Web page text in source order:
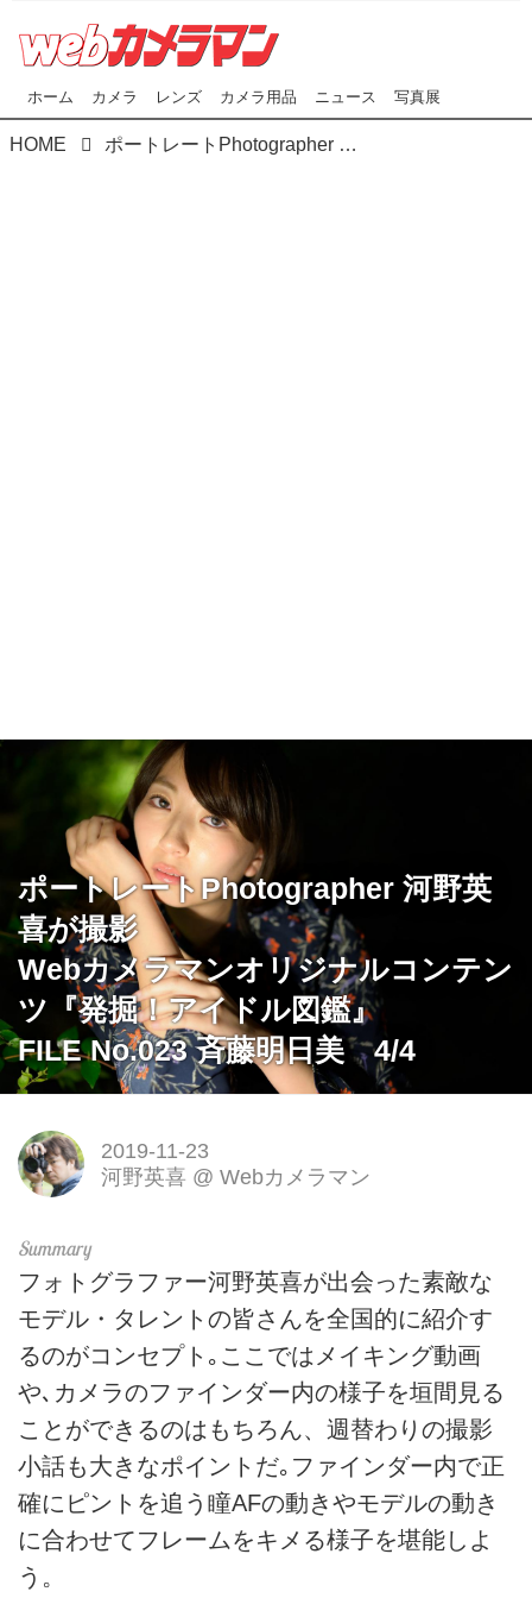
ホーム カメラ レンズ カメラ用品 ニュース 写真展
HOME ポートレートPhotographer 河野英喜が撮影 Webカメラマンオリジナルコンテンツ『発掘！アイドル図鑑』 FILE No.023 斉藤明日美 4/4
ポートレートPhotographer 河野英
喜が撮影
Webカメラマンオリジナルコンテン
ツ『発掘！アイドル図鑑』
FILE No.023 斉藤明日美 4/4
2019-11-23
河野英喜 @ Webカメラマン
フォトグラファー河野英喜が出会った素敵な
モデル・タレントの皆さんを全国的に紹介す
るのがコンセプト｡ここではメイキング動画
や､カメラのファインダー内の様子を垣間見る
ことができるのはもちろん、週替わりの撮影
小話も大きなポイントだ｡ファインダー内で正
確にピントを追う瞳AFの動きやモデルの動き
に合わせてフレームをキメる様子を堪能しよ
う。